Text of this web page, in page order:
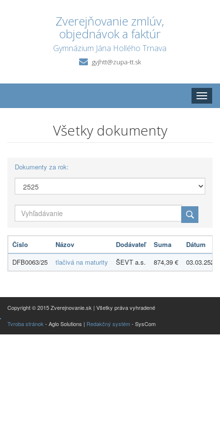
Zverejňovanie zmlúv,
objednávok a faktúr
Gymnázium Jána Hollého Trnava
gyjhtt@zupa-tt.sk
Toggle
Všetky dokumenty
Dokumenty za rok:
Číslo Názov Dodávateľ Suma
Dátum
DFB0063/25
tlačivá na maturity ŠEVT a.s. 874,39 € 03.03.2525
Copyright © 2015 Zverejnovanie.sk | Všetky práva vyhradené
Tvroba stránok - Aglo Solutions | Redakčný systém- SysCom